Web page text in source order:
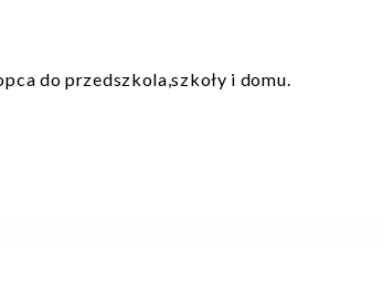
do przedszkola,szkoły i domu.